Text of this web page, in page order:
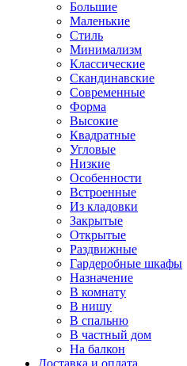
Большие
Маленькие
Стиль
Минимализм
Классические
Скандинавские
Современные
Форма
Высокие
Квадратные
Угловые
Низкие
Особенности
Встроенные
Из кладовки
Закрытые
Открытые
Раздвижные
Гардеробные шкафы
Назначение
В комнату
В нишу
В спальню
В частный дом
На балкон
Доставка и оплата